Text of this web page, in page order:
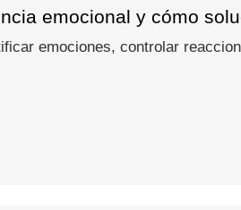
emocional y cómo
emociones, controlar